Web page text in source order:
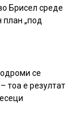
Брисел среде
план „под
се
тоа е резултат